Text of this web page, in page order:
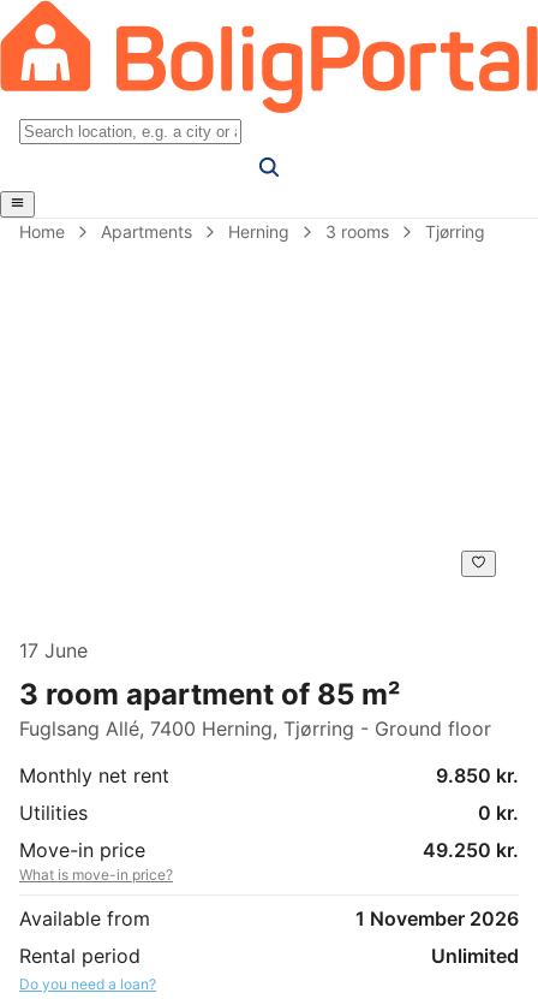
Home Apartments Herning 3 rooms Tjørring
17 June
3 room apartment of 85 m²
Fuglsang Allé, 7400 Herning, Tjørring - Ground floor
Monthly net rent
9.850 kr.
Utilities
0 kr.
Move-in price
49.250 kr.
What is move-in price?
Available from
1 November 2026
Rental period
Unlimited
Do you need a loan?